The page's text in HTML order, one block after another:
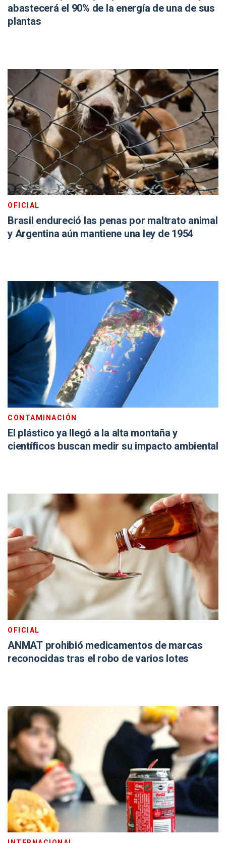
abastecerá el 90% de la energía de una de sus
plantas
OFICIAL
Brasil endureció las penas por maltrato animal
y Argentina aún mantiene una ley de 1954
CONTAMINACIÓN
El plástico ya llegó a la alta montaña y
científicos buscan medir su impacto ambiental
OFICIAL
ANMAT prohibió medicamentos de marcas
reconocidas tras el robo de varios lotes